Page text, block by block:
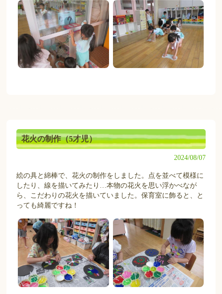
花火の制作（5才児）
2024/08/07
絵の具と綿棒で、花火の制作をしました。点を並べて模様に
したり、線を描いてみたり…本物の花火を思い浮かべなが
ら、こだわりの花火を描いていました。保育室に飾ると、と
っても綺麗ですね！